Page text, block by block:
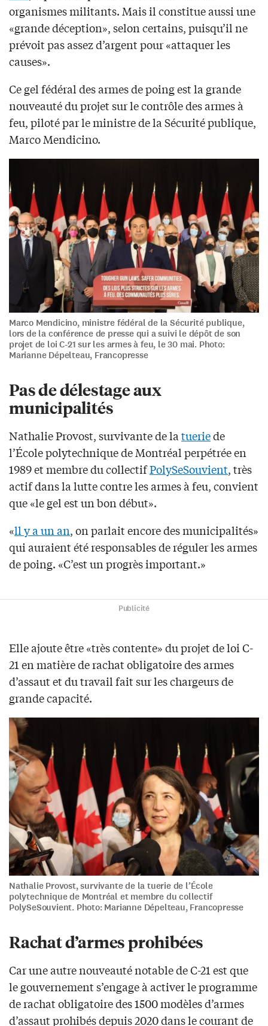
organismes militants. Mais il constitue aussi une
«grande déception», selon certains, puisqu’il ne
prévoit pas assez d’argent pour «attaquer les
causes».
Ce gel fédéral des armes de poing est la grande
nouveauté du projet sur le contrôle des armes à
feu, piloté par le ministre de la Sécurité publique,
Marco Mendicino.
Marco Mendicino, ministre fédéral de la Sécurité publique,
lors de la conférence de presse qui a suivi le dépôt de son
projet de loi C-21 sur les armes à feu, le 30 mai. Photo:
Marianne Dépelteau, Francopresse
Pas de délestage aux
municipalités
Nathalie Provost, survivante de latueriede
l’École polytechnique de Montréal perpétrée en
1989 et membre du collectifPolySeSouvient, très
actif dans la lutte contre les armes à feu, convient
que «le gel est un bon début».
«ll y a un an, on parlait encore des municipalités»
qui auraient été responsables de réguler les armes
de poing. «C’est un progrès important.»
Publicité
Elle ajoute être «très contente» du projet de loi C-
21 en matière de rachat obligatoire des armes
d’assaut et du travail fait sur les chargeurs de
grande capacité.
Nathalie Provost, survivante de la tuerie de l’École
polytechnique de Montréal et membre du collectif
PolySeSouvient. Photo: Marianne Dépelteau, Francopresse
Rachat d’armes prohibées
Car une autre nouveauté notable de C-21 est que
le gouvernement s’engage à activer le programme
de rachat obligatoire des 1500 modèles d’armes
d’assaut prohibés depuis 2020 dans le courant de